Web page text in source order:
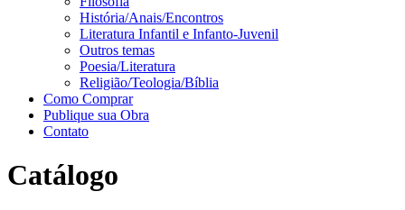
História/Anais/Encontros
Literatura Infantil e Infanto-Juvenil
Outros temas
Poesia/Literatura
Religião/Teologia/Bíblia
Como Comprar
Publique sua Obra
Contato
Catálogo